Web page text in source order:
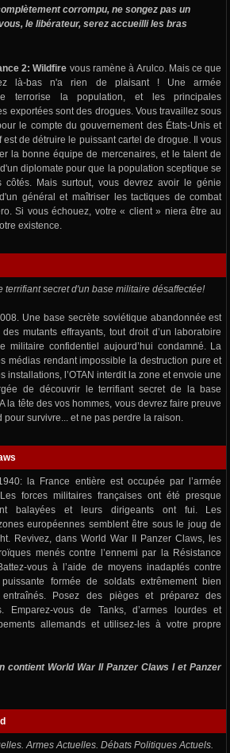
corrompu, ne songez pas un
le libérateur, serez accueilli les bras
2: Wildfire vous ramène à Arulco. Mais ce que
là-bas n'a rien de plaisant ! Une armée
terrorise la population, et les principales
exportées sont des drogues. Vous travaillez sous
le compte du gouvernement des États-Unis et
est de détruire le puissant cartel de drogue. Il vous
la bonne équipe de mercenaires, et le talent de
diplomate pour que la population sceptique se
côtés. Mais surtout, vous devrez avoir le génie
général et maîtriser les tactiques de combat
Si vous échouez, votre « client » niera être au
existence.
terrifiant secret d'un base militaire désaffectée!
Une base secrète soviétique abandonnée est
mutants effrayants, tout droit d’un laboratoire
militaire confidentiel aujourd’hui condamné. La
médias rendant impossible la destruction pure et
installations, l’OTAN interdit la zone et envoie une
de découvrir le terrifiant secret de la base
la tête des vos hommes, vous devrez faire preuve
pour survivre... et ne pas perdre la raison.
la France entière est occupée par l’armée
forces militaires françaises ont été presque
balayées et leurs dirigeants ont fui. Les
européennes semblent être sous le joug de
Revivez, dans World War II Panzer Claws, les
menés contre l’ennemi par la Résistance
vous à l’aide de moyens inadaptés contre
formée de soldats extrêmement bien
Posez des pièges et préparez des
Emparez-vous de Tanks, d’armes lourdes et
allemands et utilisez-les à votre propre
contient World War II Panzer Claws I et Panzer
Armes Actuelles. Débats Politiques Actuels.